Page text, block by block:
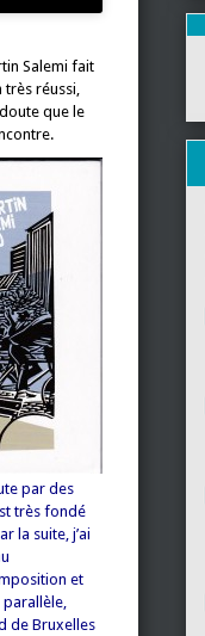
Salemi fait
très réussi,
que le
par des
très fondé
la suite, j’ai
et
de Bruxelles